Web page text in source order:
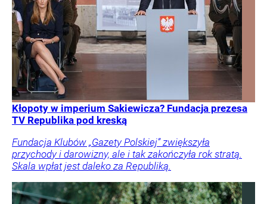
Kłopoty w imperium Sakiewicza? Fundacja prezesa
TV Republika pod kreską
Fundacja Klubów „Gazety Polskiej” zwiększyła
przychody i darowizny, ale i tak zakończyła rok stratą.
Skala wpłat jest daleko za Republiką.